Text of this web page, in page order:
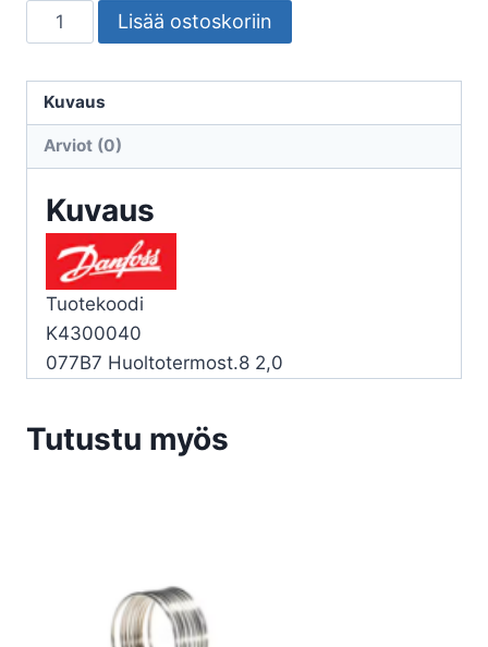
HUOLTOTERMOSTAATTI
DANFOSS
PULLO/NESTEENJ
077B7008
Lisää ostoskoriin
Kuvaus
Arviot (0)
Kuvaus
Tuotekoodi
K4300040
077B7 Huoltotermost.8 2,0
Tutustu myös